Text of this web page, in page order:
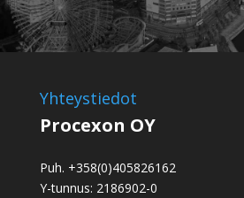
Yhteystiedot
Procexon OY
Puh. +358(0)405826162
Y-tunnus: 2186902-0